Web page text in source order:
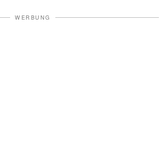
WERBUNG